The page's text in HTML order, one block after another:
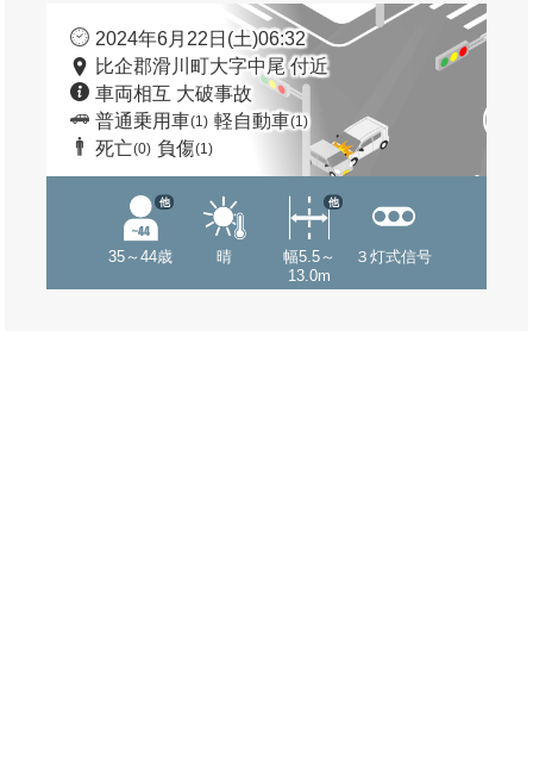
2024年6月22日(土)06:32
比企郡滑川町大字中尾 付近
車両相互 大破事故
普通乗用車(1) 軽自動車(1)
死亡(0) 負傷(1)
35～44歳
他
晴
幅5.5～
13.0m
他
３灯式信号